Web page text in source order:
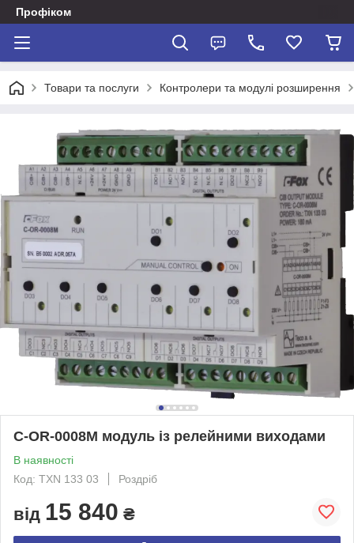
Профіком
Товари та послуги Контролери та модулі розширення
C-OR-0008M модуль із релейними виходами
В наявності
Код: TXN 133 03
Роздріб
від 15 840 ₴